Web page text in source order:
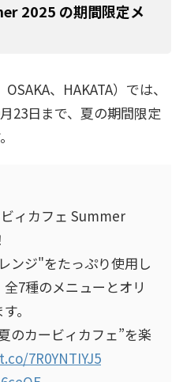
2025 の期間限定メ
、HAKATA）では、
23日まで、夏の期間限定
ィカフェ Summer
ンジ"をたっぷり使用し
7種のメニューとオリ
。
のカービィカフェ”を楽
7R0YNTIYJ5